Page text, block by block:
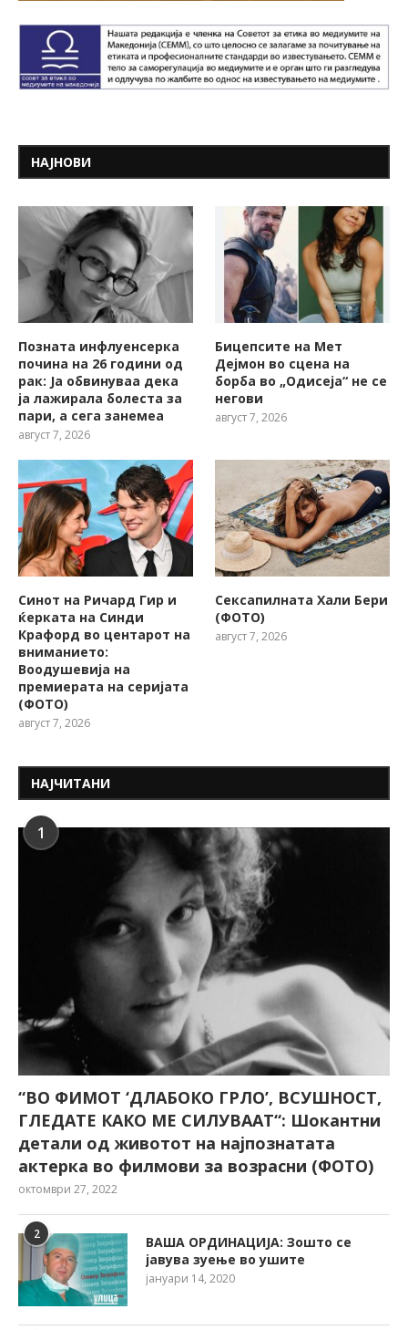
НАЈНОВИ
Позната инфлуенсерка
почина на 26 години од
рак: Ја обвинуваа дека
ја лажирала болеста за
пари, а сега занемеа
август 7, 2026
Бицепсите на Мет
Дејмон во сцена на
борба во „Одисеја“ не се
негови
август 7, 2026
Синот на Ричард Гир и
ќерката на Синди
Крафорд во центарот на
вниманието:
Воодушевија на
премиерата на серијата
(ФОТО)
август 7, 2026
Сексапилната Хали Бери
(ФОТО)
август 7, 2026
НАЈЧИТАНИ
1
“ВО ФИМОТ ‘ДЛАБОКО ГРЛО’, ВСУШНОСТ,
ГЛЕДАТЕ КАКО МЕ СИЛУВААТ“: Шокантни
детали од животот на најпознатата
актерка во филмови за возрасни (ФОТО)
октомври 27, 2022
2
ВАША ОРДИНАЦИЈА: Зошто се
јавува зуење во ушите
јануари 14, 2020